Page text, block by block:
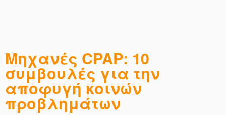
Μηχανές CPAP: 10
συμβουλές για την
αποφυγή κοινών
προβλημάτων